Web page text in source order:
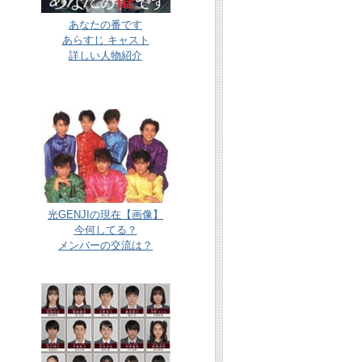
あなたの番です
あらすじ キャスト
詳しい人物紹介
光GENJIの現在【画像】
今何してる？
メンバーの交流は？